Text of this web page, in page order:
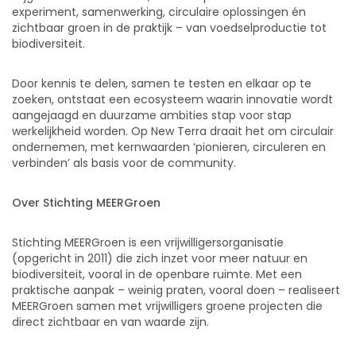
experiment, samenwerking, circulaire oplossingen én
zichtbaar groen in de praktijk – van voedselproductie tot
biodiversiteit.
Door kennis te delen, samen te testen en elkaar op te
zoeken, ontstaat een ecosysteem waarin innovatie wordt
aangejaagd en duurzame ambities stap voor stap
werkelijkheid worden. Op New Terra draait het om circulair
ondernemen, met kernwaarden ‘pionieren, circuleren en
verbinden’ als basis voor de community.
Over Stichting MEERGroen
Stichting MEERGroen is een vrijwilligersorganisatie
(opgericht in 2011) die zich inzet voor meer natuur en
biodiversiteit, vooral in de openbare ruimte. Met een
praktische aanpak – weinig praten, vooral doen – realiseert
MEERGroen samen met vrijwilligers groene projecten die
direct zichtbaar en van waarde zijn.